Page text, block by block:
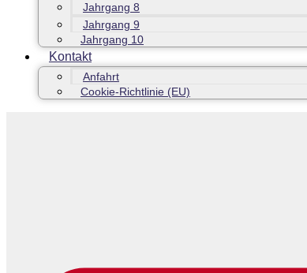
Jahrgang 8
Jahrgang 9
Jahrgang 10
Kontakt
Anfahrt
Cookie-Richtlinie (EU)